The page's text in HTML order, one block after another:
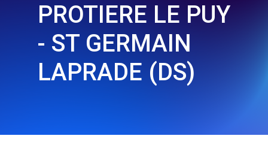
PROTIERE LE PUY
- ST GERMAIN
LAPRADE (DS)